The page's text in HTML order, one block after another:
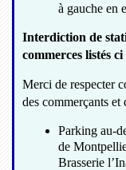
à gauche en
Interdiction de
commerces listés ci
Merci de respecter
des commerçants et
Parking au-
de
Brasserie